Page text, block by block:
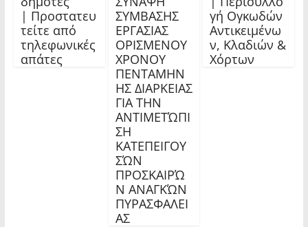
| Προστατευ
τείτε από
τηλεφωνικές
απάτες
ΣΥΜΒΑΣΗΣ
ΕΡΓΑΣΙΑΣ
ΟΡΙΣΜΕΝΟΥ
ΧΡΟΝΟΥ
ΠΕΝΤΑΜΗΝ
ΗΣ ΔΙΑΡΚΕΙΑΣ
ΓΙΑ ΤΗΝ
ΑΝΤΙΜΕΤΏΠΙ
ΣΗ
ΚΑΤΕΠΕΙΓΟΥ
ΣΏΝ
ΠΡΟΣΚΑΙΡΏ
Ν ΑΝΑΓΚΏΝ
ΠΥΡΑΣΦΑΛΕΙ
ΑΣ
γή Ογκωδών
Αντικειμένω
ν, Κλαδιών &
Χόρτων